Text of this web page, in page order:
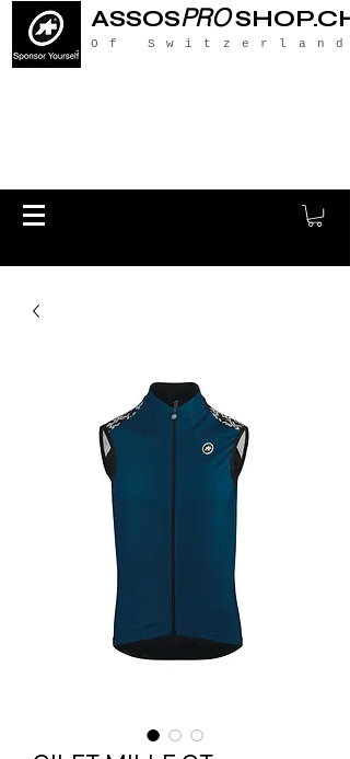
ASSOSPROSHOP.CH
Of Switzerland